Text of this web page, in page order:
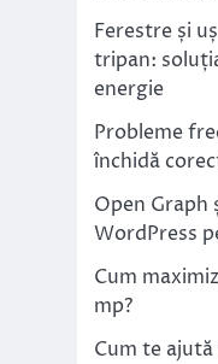
Ferestre și
tripan:
energie
Probleme
închidă
Open Graph
WordPress
Cum
mp?
Cum te